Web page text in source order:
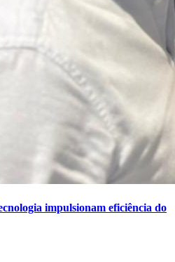
impulsionam eficiência do